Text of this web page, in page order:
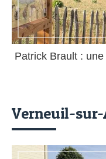
Patrick Brault :
Verneuil-sur-